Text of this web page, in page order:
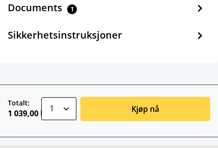
Documents 1
Sikkerhetsinstruksjoner
Totalt:
1 039,00 kr Kjøp nå